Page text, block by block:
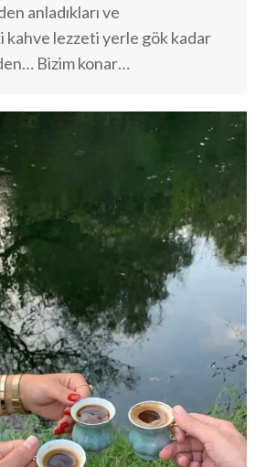
anladıkları ve
kahve lezzeti yerle gök kadar
Bizim konar…